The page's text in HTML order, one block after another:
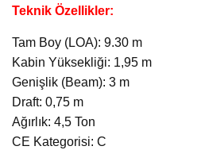
Teknik Özellikler:
Tam Boy (LOA): 9.30 m
Kabin Yüksekliği: 1,95 m
Genişlik (Beam): 3 m
Draft: 0,75 m
Ağırlık: 4,5 Ton
CE Kategorisi: C